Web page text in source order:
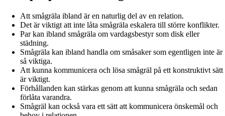
Att smågräla ibland är en naturlig del av en relation.
Det är viktigt att inte låta smågräla eskalera till större konflikter.
Par kan ibland smågräla om vardagsbestyr som disk eller
städning.
Smågräla kan ibland handla om småsaker som egentligen inte är
så viktiga.
Att kunna kommunicera och lösa smågräl på ett konstruktivt sätt
är viktigt.
Förhållanden kan stärkas genom att kunna smågräla och sedan
förlåta varandra.
Smågräl kan också vara ett sätt att kommunicera önskemål och